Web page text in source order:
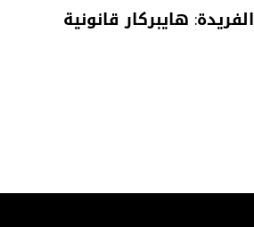
Bugatti Destrier الفريدة: هايبركار قانونية